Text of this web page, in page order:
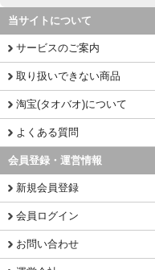
当サイトについて
サービスのご案内
取り扱いできない商品
淘宝(タオバオ)について
よくある質問
会員登録・運営情報
新規会員登録
会員ログイン
お問い合わせ